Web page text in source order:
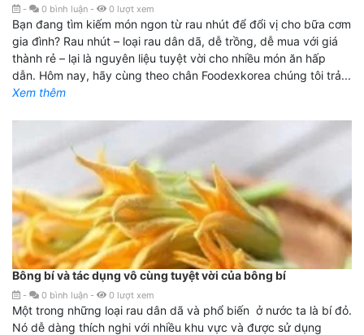
- 0 bình luận - 0 lượt xem
Bạn đang tìm kiếm món ngon từ rau nhút để đổi vị cho bữa cơm
gia đình? Rau nhút – loại rau dân dã, dễ trồng, dễ mua với giá
thành rẻ – lại là nguyên liệu tuyệt vời cho nhiều món ăn hấp
dẫn. Hôm nay, hãy cùng theo chân Foodexkorea chúng tôi trả...
Xem thêm
Bông bí và tác dụng vô cùng tuyệt vời của bông bí
- 0 bình luận - 0 lượt xem
Một trong những loại rau dân dã và phổ biến ở nước ta là bí đỏ.
Nó dễ dàng thích nghi với nhiều khu vực và được sử dụng